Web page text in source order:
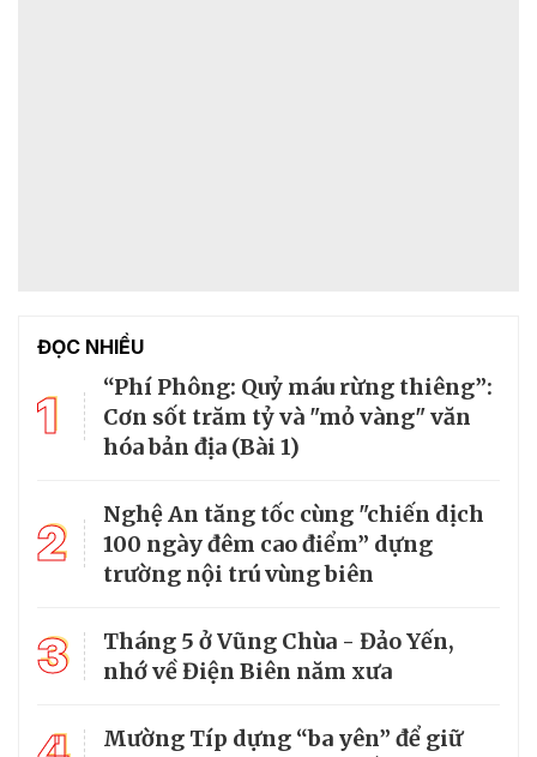
ĐỌC NHIỀU
1
“Phí Phông: Quỷ máu rừng thiêng”:
Cơn sốt trăm tỷ và "mỏ vàng" văn
hóa bản địa (Bài 1)
2
Nghệ An tăng tốc cùng "chiến dịch
100 ngày đêm cao điểm” dựng
trường nội trú vùng biên
3
Tháng 5 ở Vũng Chùa - Đảo Yến,
nhớ về Điện Biên năm xưa
Mường Típ dựng “ba yên” để giữ